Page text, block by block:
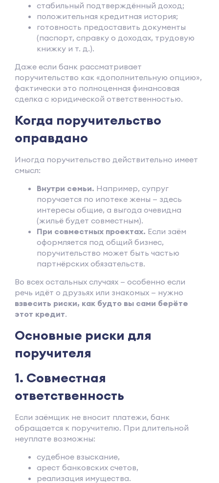
стабильный подтверждённый доход;
положительная кредитная история;
готовность предоставить документы
(паспорт, справку о доходах, трудовую
книжку и т. д.).
Даже если банк рассматривает
поручительство как «дополнительную опцию»,
фактически это полноценная финансовая
сделка с юридической ответственностью.
Когда поручительство
оправдано
Иногда поручительство действительно имеет
смысл:
Внутри семьи. Например, супруг
поручается по ипотеке жены — здесь
интересы общие, а выгода очевидна
(жильё будет совместным).
При совместных проектах. Если заём
оформляется под общий бизнес,
поручительство может быть частью
партнёрских обязательств.
Во всех остальных случаях — особенно если
речь идёт о друзьях или знакомых — нужно
взвесить риски, как будто вы сами берёте
этот кредит.
Основные риски для
поручителя
1. Совместная
ответственность
Если заёмщик не вносит платежи, банк
обращается к поручителю. При длительной
неуплате возможны:
судебное взыскание,
арест банковских счетов,
реализация имущества.